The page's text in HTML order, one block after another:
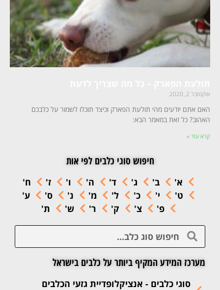
אוקטובר 2, 2020
האם אתם יודעים מהי תולעת הפארק וכיצד תוכלו לשמור על כלבכם
האהוב? כל זאת במאמר הבא:
קרא עוד »
חיפוש סוגי כלבים לפי אות
א' ב' ג' ד' ה' ו' ז'
ח'
ט'
י' כ' ל' מ' נ' ס'
ע'
פ'
צ' ק' ר' ש' ת'
מערכז המידע המקיף ביותר על כלבים בישראל
סוגי כלבים - אנציקלופדיית גזעי הכלבים